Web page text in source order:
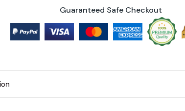
Guaranteed Safe Checkout